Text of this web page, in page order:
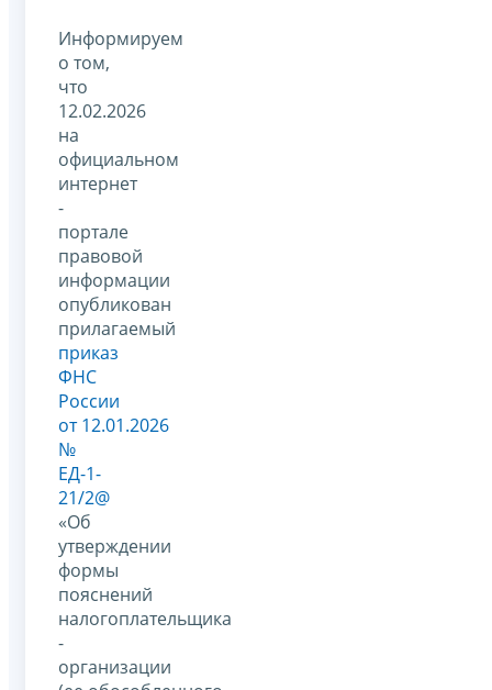
Информируем
о том,
что
12.02.2026
на
официальном
интернет
-
портале
правовой
информации
опубликован
прилагаемый
приказ
ФНС
России
от 12.01.2026
№
ЕД-1-
21/2@
«Об
утверждении
формы
пояснений
налогоплательщика
-
организации